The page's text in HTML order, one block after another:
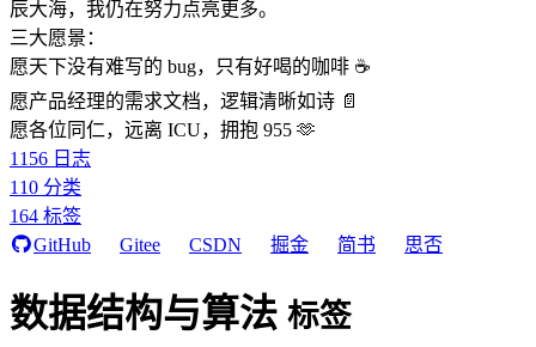
辰大海，我仍在努力点亮更多。
三大愿景：
愿天下没有难写的 bug，只有好喝的咖啡 ☕️
愿产品经理的需求文档，逻辑清晰如诗 📄
愿各位同仁，远离 ICU，拥抱 955 🫶
1156 日志
110 分类
164 标签
GitHub
Gitee CSDN 掘金 简书 思否
数据结构与算法 标签